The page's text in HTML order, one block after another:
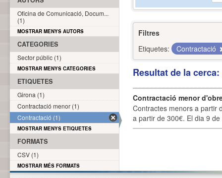
Filtres
Etiquetes:
Contractació
Resultat de la
Contractació menor
Contractes menors a partir
a partir de 300€. El dia 9
Oficina de Comunicació, Docum...
(1)
MOSTRAR MENYS AUTORS
CATEGORIES
Sector públic (1)
MOSTRAR MENYS CATEGORIES
ETIQUETES
Girona (1)
Contractació menor (1)
Contractació (1)
MOSTRAR MENYS ETIQUETES
FORMATS
CSV (1)
MOSTRAR MÉS FORMATS